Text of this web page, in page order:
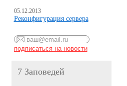
05.12.2013
Реконфигурация сервера
7 Заповедей